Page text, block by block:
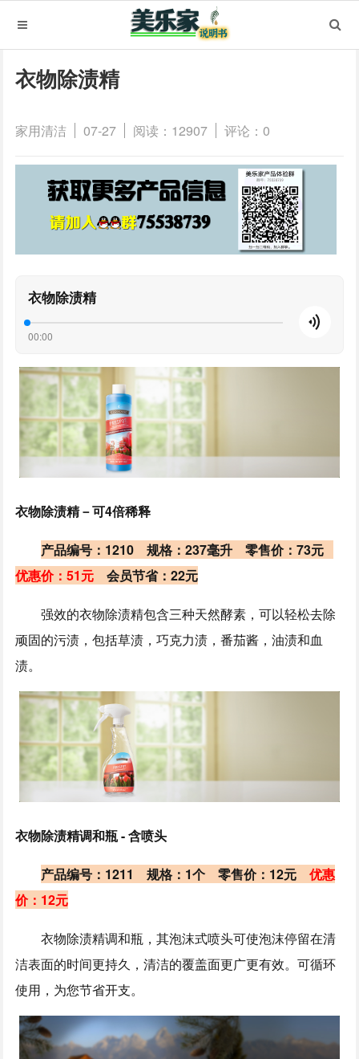
衣物除渍精
家用清洁 07-27 阅读：12907 评论：0
衣物除渍精
00:00
衣物除渍精－可4倍稀释
产品编号：1210 规格：237毫升 零售价：73元
优惠价：51元 会员节省：22元
强效的衣物除渍精包含三种天然酵素，可以轻松去除
顽固的污渍，包括草渍，巧克力渍，番茄酱，油渍和血
渍。
衣物除渍精调和瓶 - 含喷头
产品编号：1211 规格：1个 零售价：12元优惠
价：12元
衣物除渍精调和瓶，其泡沫式喷头可使泡沫停留在清
洁表面的时间更持久，清洁的覆盖面更广更有效。可循环
使用，为您节省开支。